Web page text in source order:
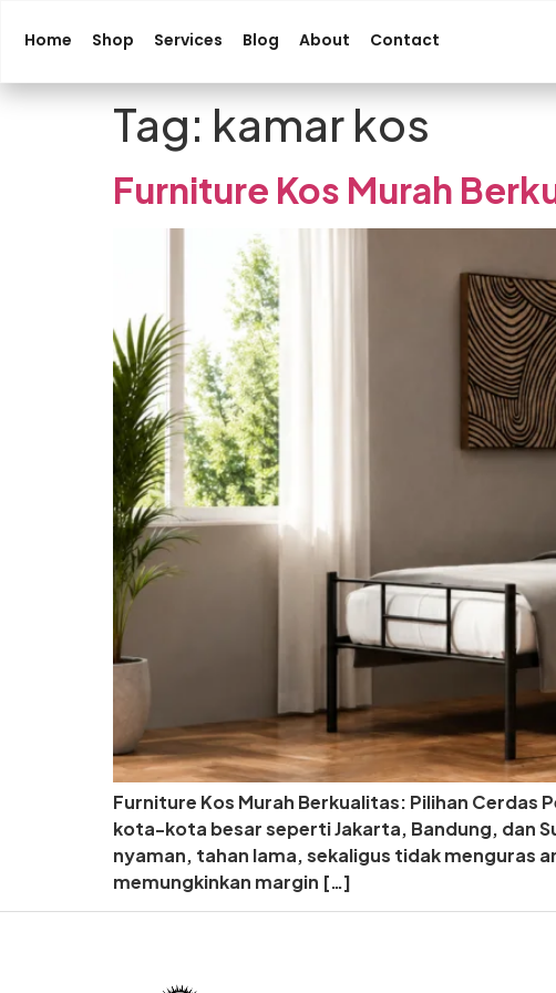
Home Shop Services Blog About Contact
Tag: kamar kos
Furniture Kos Murah
Furniture Kos Murah Berkualitas: Pilihan
kota-kota besar seperti Jakarta, Bandung, dan
nyaman, tahan lama, sekaligus tidak menguras
memungkinkan margin […]